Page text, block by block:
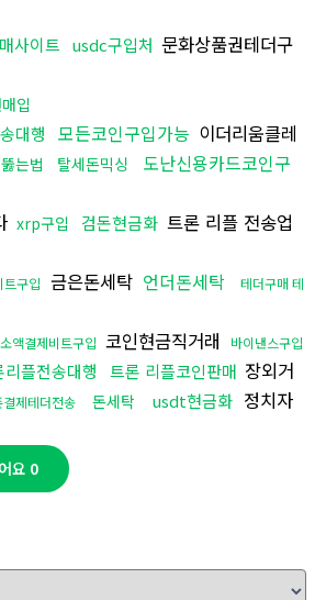
사이트 usdc구입처 문화상품권테더구
입
대행 모든코인구입가능 이더리움클레
는법 탈세돈믹싱
도난신용카드코인구
xrp구입 검돈현금화 트론 리플 전송업
트구입 금은돈세탁 언더돈세탁
테더구매 테
소액결제비트구입 코인현금직거래
바이낸스구입
리플전송대행 트론 리플코인판매 장외거
제테더전송 돈세탁 usdt현금화 정치자
요 0